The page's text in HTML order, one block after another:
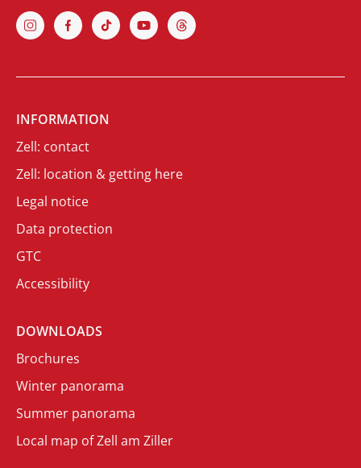
INFORMATION
Zell: contact
Zell: location & getting here
Legal notice
Data protection
GTC
Accessibility
DOWNLOADS
Brochures
Winter panorama
Summer panorama
Local map of Zell am Ziller